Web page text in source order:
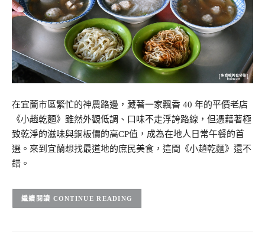
在宜蘭市區繁忙的神農路邊，藏著一家飄香 40 年的平價老店
《小趙乾麵》雖然外觀低調、口味不走浮誇路線，但憑藉著極
致乾淨的滋味與銅板價的高CP值，成為在地人日常午餐的首
選。來到宜蘭想找最道地的庶民美食，這間《小趙乾麵》還不
錯。
CONTINUE READING